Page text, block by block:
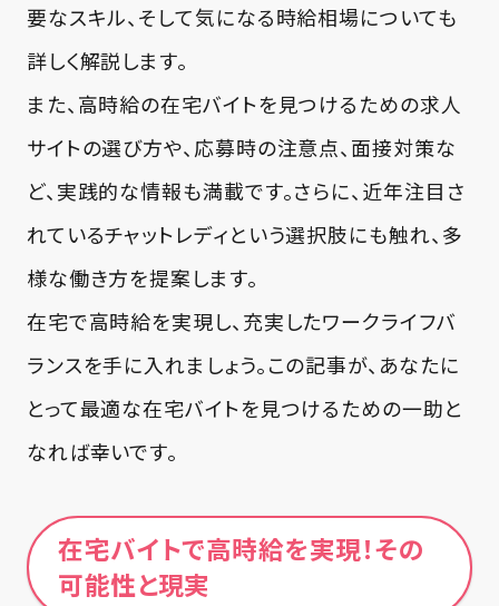
要なスキル、そして気になる時給相場についても
詳しく解説します。
また、高時給の在宅バイトを見つけるための求人
サイトの選び方や、応募時の注意点、面接対策な
ど、実践的な情報も満載です。さらに、近年注目さ
れているチャットレディという選択肢にも触れ、多
様な働き方を提案します。
在宅で高時給を実現し、充実したワークライフバ
ランスを手に入れましょう。この記事が、あなたに
とって最適な在宅バイトを見つけるための一助と
なれば幸いです。
在宅バイトで高時給を実現！その
可能性と現実